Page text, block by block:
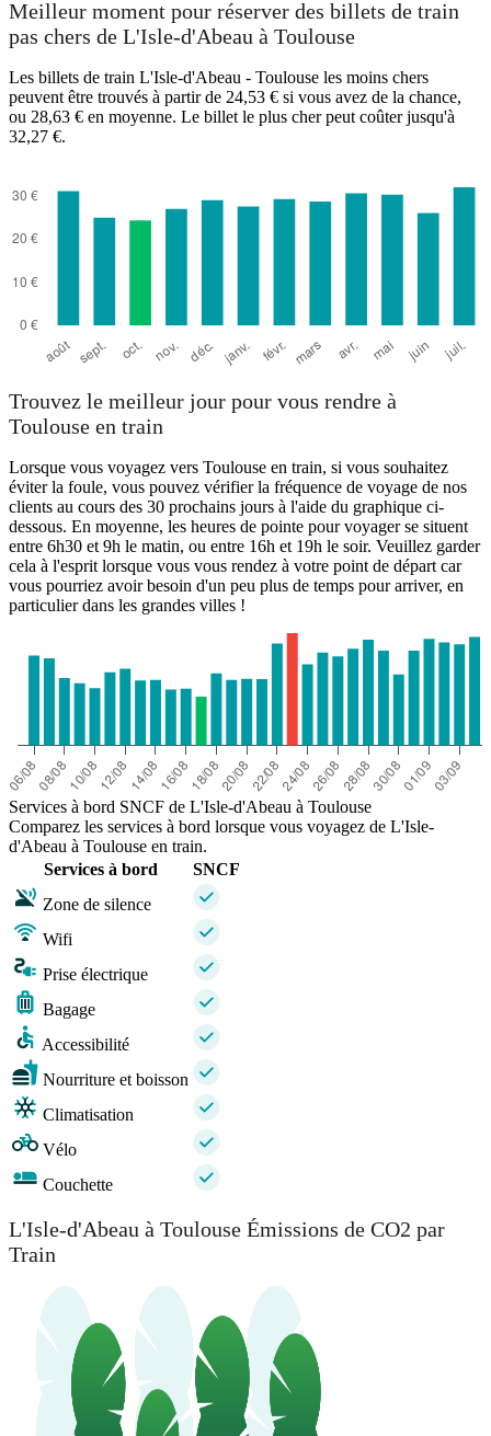
Toulouse
Meilleur moment pour réserver des billets de train
pas chers de L'Isle-d'Abeau à Toulouse
Les billets de train L'Isle-d'Abeau - Toulouse les moins chers
peuvent être trouvés à partir de 24,53 € si vous avez de la chance,
ou 28,63 € en moyenne. Le billet le plus cher peut coûter jusqu'à
32,27 €.
Trouvez le meilleur jour pour vous rendre à
Toulouse en train
Lorsque vous voyagez vers Toulouse en train, si vous souhaitez
éviter la foule, vous pouvez vérifier la fréquence de voyage de nos
clients au cours des 30 prochains jours à l'aide du graphique ci-
dessous. En moyenne, les heures de pointe pour voyager se situent
entre 6h30 et 9h le matin, ou entre 16h et 19h le soir. Veuillez garder
cela à l'esprit lorsque vous vous rendez à votre point de départ car
vous pourriez avoir besoin d'un peu plus de temps pour arriver, en
particulier dans les grandes villes !
Services à bord SNCF de L'Isle-d'Abeau à Toulouse
Comparez les services à bord lorsque vous voyagez de L'Isle-
d'Abeau à Toulouse en train.
Services à bord
SNCF
Zone de silence
Wifi
Prise électrique
Bagage
Accessibilité
Nourriture et boisson
Climatisation
Vélo
Couchette
L'Isle-d'Abeau à Toulouse Émissions de CO2 par
Train